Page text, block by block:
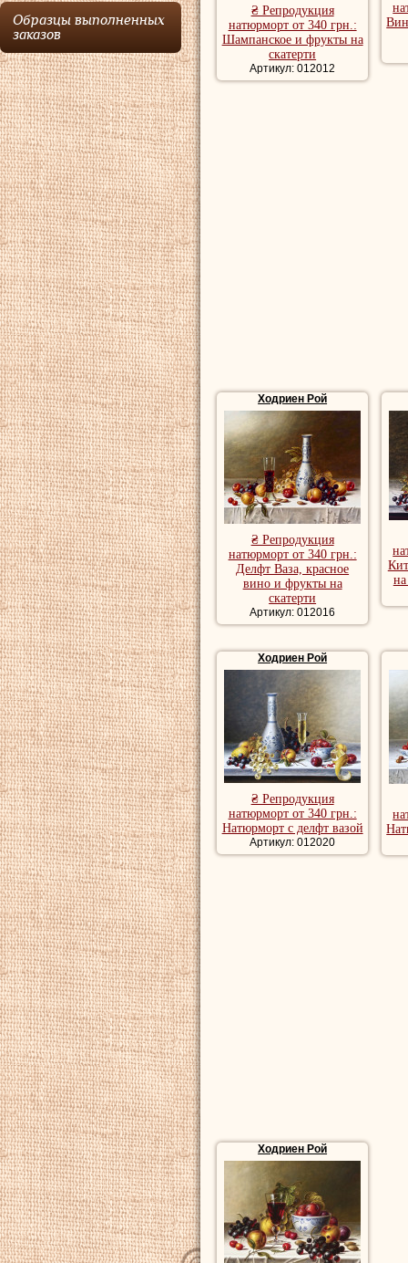
Образцы выполненных
заказов
Ходриен
"Родословная
Ходриенувлекся
₴ Репродукция
натюрморт от 340 грн.:
Шампанское и фрукты на
скатерти
Артикул: 012012
Ходриен Рой
₴ Репродукция
натюрморт от 340 грн.:
Делфт Ваза, красное
вино и фрукты на
скатерти
Артикул: 012016
Ходриен Рой
₴ Репродукция
натюрморт от 340 грн.:
Натюрморт с делфт вазой
Артикул: 012020
Ходриен Рой